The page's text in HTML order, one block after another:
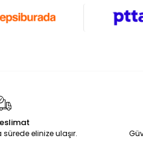
sürede elinize ulaşır.